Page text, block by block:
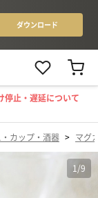
停止・遅延について
カップ・酒器 > マグ
1 /9